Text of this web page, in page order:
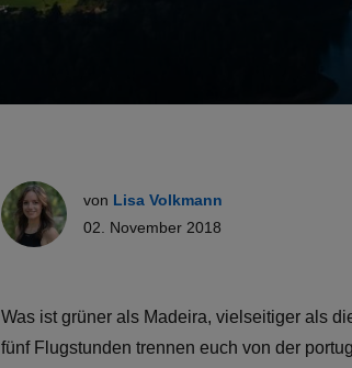
von Lisa Volkmann
02. November 2018
Was ist grüner als Madeira, vielseitiger als
fünf Flugstunden trennen euch von der